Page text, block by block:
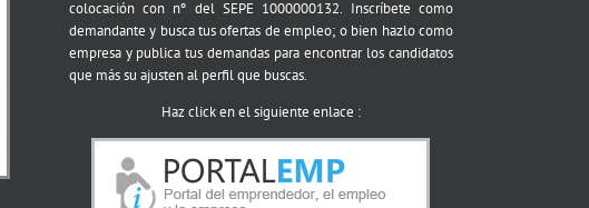
colocación con nº del SEPE 1000000132. Inscríbete como
demandante y busca tus ofertas de empleo; o bien hazlo como
empresa y publica tus demandas para encontrar los candidatos
que más su ajusten al perfil que buscas.
Haz click en el siguiente enlace :